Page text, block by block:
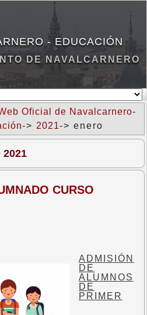
- EDUCACIÓN
DE NAVALCARNERO
Oficial de Navalcarnero-
-> 2021-> enero
2021
CURSO
ADMISIÓN
DE
ALUMNOS
DE
PRIMER